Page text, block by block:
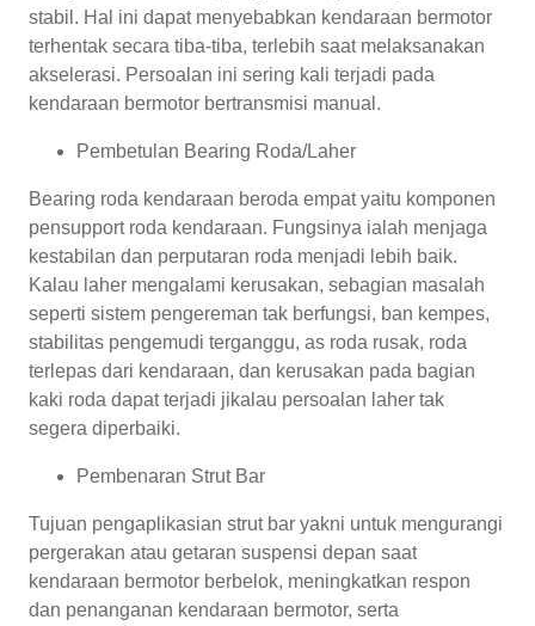
stabil. Hal ini dapat menyebabkan kendaraan bermotor
terhentak secara tiba-tiba, terlebih saat melaksanakan
akselerasi. Persoalan ini sering kali terjadi pada
kendaraan bermotor bertransmisi manual.
Pembetulan Bearing Roda/Laher
Bearing roda kendaraan beroda empat yaitu komponen
pensupport roda kendaraan. Fungsinya ialah menjaga
kestabilan dan perputaran roda menjadi lebih baik.
Kalau laher mengalami kerusakan, sebagian masalah
seperti sistem pengereman tak berfungsi, ban kempes,
stabilitas pengemudi terganggu, as roda rusak, roda
terlepas dari kendaraan, dan kerusakan pada bagian
kaki roda dapat terjadi jikalau persoalan laher tak
segera diperbaiki.
Pembenaran Strut Bar
Tujuan pengaplikasian strut bar yakni untuk mengurangi
pergerakan atau getaran suspensi depan saat
kendaraan bermotor berbelok, meningkatkan respon
dan penanganan kendaraan bermotor, serta